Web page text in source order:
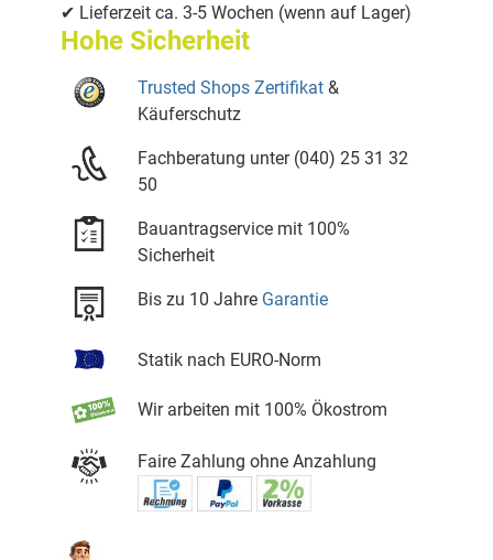
✔ Lieferzeit ca. 3-5 Wochen (wenn auf Lager)
Hohe Sicherheit
Trusted Shops Zertifikat &
Käuferschutz
Fachberatung unter (040) 25 31 32
50
Bauantragservice mit 100%
Sicherheit
Bis zu 10 Jahre Garantie
Statik nach EURO-Norm
Wir arbeiten mit 100% Ökostrom
Faire Zahlung ohne Anzahlung